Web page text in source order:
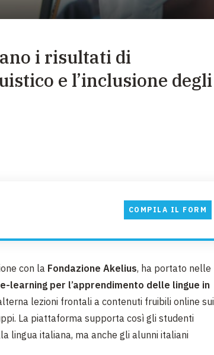
SCEGLI IL PIÙ
i risultati di
e l’inclusione degli
COMPILA IL FORM
con la Fondazione Akelius, ha portato nelle
e-learning per l’apprendimento delle lingue in
lezioni frontali a contenuti fruibili online sui
La piattaforma supporta così gli studenti
lingua italiana, ma anche gli alunni italiani